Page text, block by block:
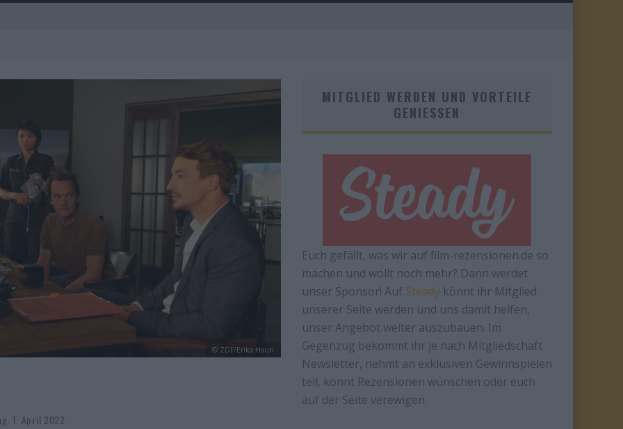
© ZDF/Erika Hauri
1. April 2022
MITGLIED WERDEN UND VORTEILE
GENIESSEN
Euch gefällt, was wir auf film-rezensionen.de so
machen und wollt noch mehr? Dann werdet
unser Sponsor! Auf Steady könnt ihr Mitglied
unserer Seite werden und uns damit helfen,
unser Angebot weiter auszubauen. Im
Gegenzug bekommt ihr je nach Mitgliedschaft
Newsletter, nehmt an exklusiven Gewinnspielen
teil, könnt Rezensionen wünschen oder euch
auf der Seite verewigen.